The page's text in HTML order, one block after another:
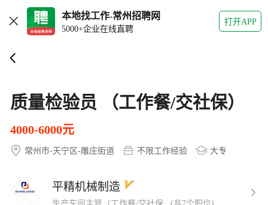
本地找工作-常州招聘网
5000+企业在线直聘
打开APP
质量检验员 （工作餐/交社保）
4000-6000元
常州市-天宁区-雕庄街道 不限工作经验 大专
平精机械制造
生产车间主管（工作餐/交社保...(共7个职位)